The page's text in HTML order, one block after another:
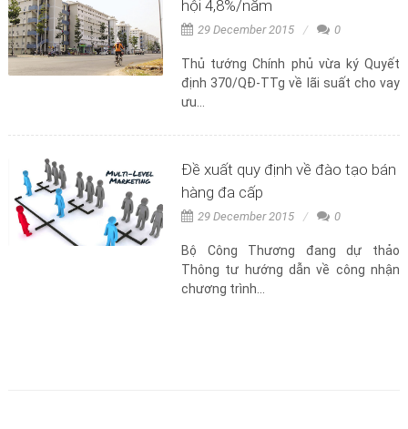
hội 4,8%/năm
29 December 2015 0
Thủ tướng Chính phủ vừa ký Quyết
định 370/QĐ-TTg về lãi suất cho vay
ưu...
Đề xuất quy định về đào tạo bán
hàng đa cấp
29 December 2015 0
Bộ Công Thương đang dự thảo
Thông tư hướng dẫn về công nhận
chương trình...